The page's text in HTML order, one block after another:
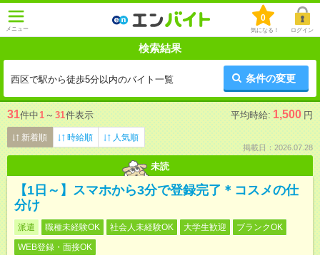
メニュー
0
気になる！ ログイン
検索結果
西区で駅から徒歩5分以内のバイト一覧 条件の変更
31件中1 ～ 31件表示 平均時給: 1,500 円
新着順 時給順 人気順
掲載日：2026.07.28
未読
【1日～】スマホから3分で登録完了＊コスメの仕
分け
派遣 職種未経験OK 社会人未経験OK 大学生歓迎
ブランクOK
WEB登録・面接OK